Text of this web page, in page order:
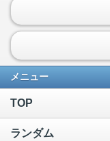
メニュー
TOP
ランダム